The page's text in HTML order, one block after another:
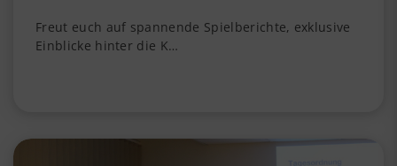
Freut euch auf spannende Spielberichte, exklusive
Einblicke hinter die K…